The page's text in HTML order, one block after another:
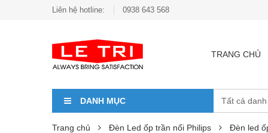
Liên hệ hotline: 0938 643 568
TRANG CHỦ
DANH MỤC
Trang chủ Đèn Led ốp trần nổi Philips Đèn led